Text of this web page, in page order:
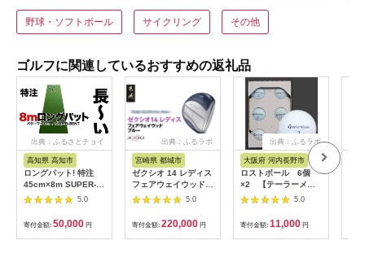
野球・ソフトボール サイクリング その他
ゴルフに関連しているおすすめの返礼品
出典：ふるさとチョイ
高知県 高知市
ロングパット! 特注
45cm×8m SUPER-
BENT スーパーベント
パターマットと練習用
具3種 【パターマット
工房PROゴルフショ
ップ】 [ATAG046] ゴ
5.0
寄付金額: 50,000 円
出典：ふるラボ
宮崎県 都城市
ゼクシオ 14 レディス
フェアウェイウッド
ブルー【5/L】《2025
年モデル》_IG-C703-
5L _(都城市)ダンロッ
プ ゼクシオ 14シリー
ズ 2025年モデル フェ
5.0
寄付金額: 220,000 円
出典：ふるラボ
大阪府 河内長野市
ロストボール 6個
×2 【テーラーメイ
ド TP5・X シリー
ズ】(色・柄指定不可)
他ブランドあり ゴル
フ ゴルフボール ボー
ル洗浄選別済み 練習
5.0
寄付金額: 11,000 円